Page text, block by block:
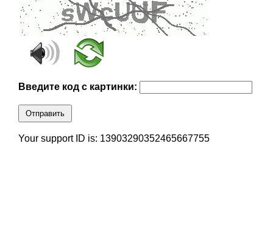
Введите код с картинки:
Отправить
Your support ID is: 13903290352465667755